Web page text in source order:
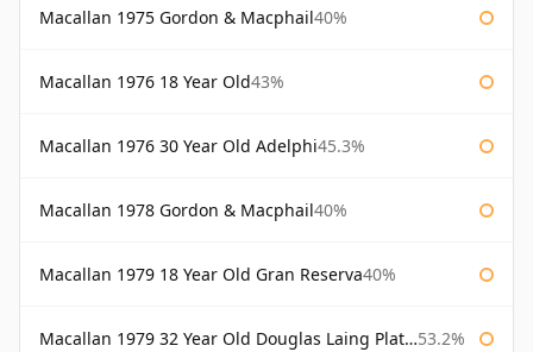
Macallan 1975 Gordon & Macphail40%
Macallan 1976 18 Year Old43%
Macallan 1976 30 Year Old Adelphi45.3%
Macallan 1978 Gordon & Macphail40%
Macallan 1979 18 Year Old Gran Reserva40%
Macallan 1979 32 Year Old Douglas Laing Platinum Platinum Selection 53.2%